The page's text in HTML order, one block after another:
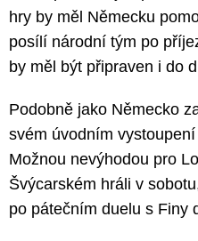
hry by měl Německu
posílí národní tým po
by měl být připraven i do
Podobně jako Německo
svém úvodním
Možnou nevýhodou pro
Švýcarském hráli v
po pátečním duelu s Finy